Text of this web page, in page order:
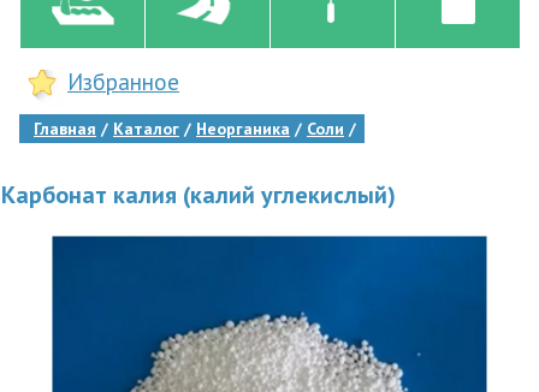
Избранное
Главная Каталог Неорганика Соли
Карбонат калия (калий углекислый)